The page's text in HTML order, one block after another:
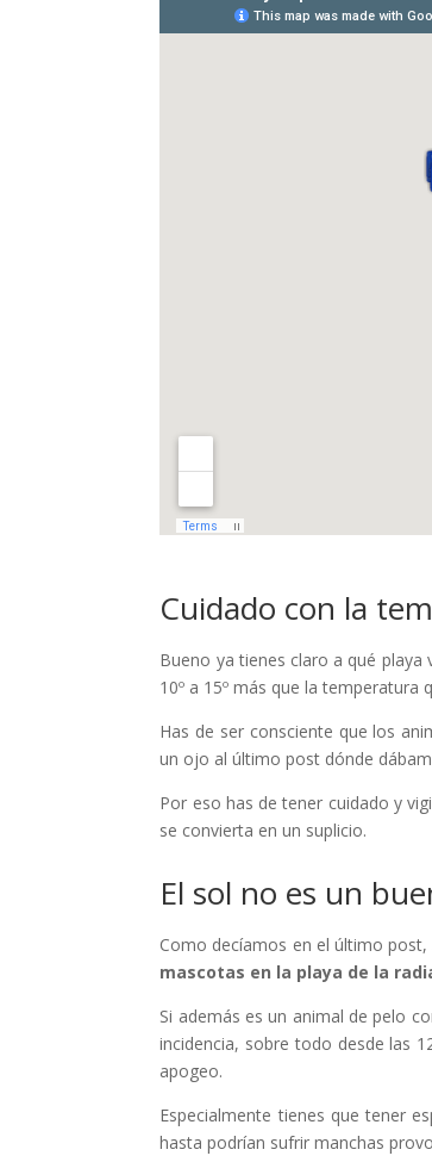
Cuidado con la
Bueno ya tienes claro a qué playa
10º a 15º más que la
Has de ser consciente que los
un ojo al último post dónde
Por eso has de tener cuidado y
se convierta en un suplicio.
El sol no es un
Como decíamos en el último
mascotas en la playa de la
Si además es un animal de pelo
incidencia, sobre todo desde las
apogeo.
Especialmente tienes que tener
hasta podrían sufrir manchas